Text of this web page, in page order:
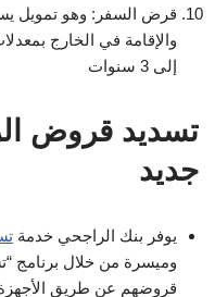
قرض السفر: وهو تمويل
والإقامة في الخارج
إلى 3 سنوات
تسديد قروض
جديد
يوفر بنك الراجحي خدمة
وميسرة من خلال برنامج
قروضهم عن طريق الأجهزة